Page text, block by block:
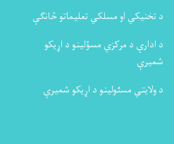
د تخنیکي او مسلکي تعلیماتو څانګې
د ادارې د مرکزي مسؤلینو د اړیکو
شمیرې
د ولایتي مسئولینو د اړیکو شمیرې